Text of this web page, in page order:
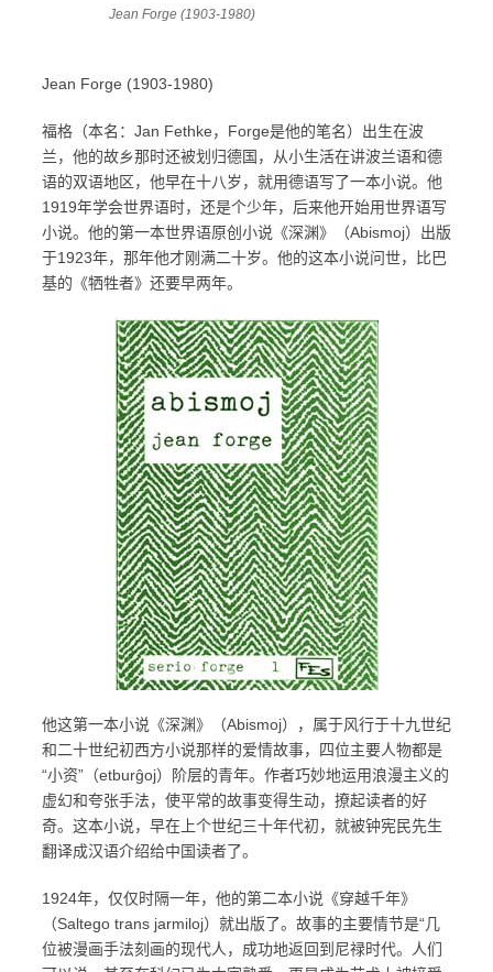
Jean Forge (1903-1980)
Jean Forge (1903-1980)
福格（本名：Jan Fethke，Forge是他的笔名）出生在波
兰，他的故乡那时还被划归德国，从小生活在讲波兰语和德
语的双语地区，他早在十八岁，就用德语写了一本小说。他
1919年学会世界语时，还是个少年，后来他开始用世界语写
小说。他的第一本世界语原创小说《深渊》（Abismoj）出版
于1923年，那年他才刚满二十岁。他的这本小说问世，比巴
基的《牺牲者》还要早两年。
他这第一本小说《深渊》（Abismoj），属于风行于十九世纪
和二十世纪初西方小说那样的爱情故事，四位主要人物都是
“小资”（etburĝoj）阶层的青年。作者巧妙地运用浪漫主义的
虚幻和夸张手法，使平常的故事变得生动，撩起读者的好
奇。这本小说，早在上个世纪三十年代初，就被钟宪民先生
翻译成汉语介绍给中国读者了。
1924年，仅仅时隔一年，他的第二本小说《穿越千年》
（Saltego trans jarmiloj）就出版了。故事的主要情节是“几
位被漫画手法刻画的现代人，成功地返回到尼禄时代。人们